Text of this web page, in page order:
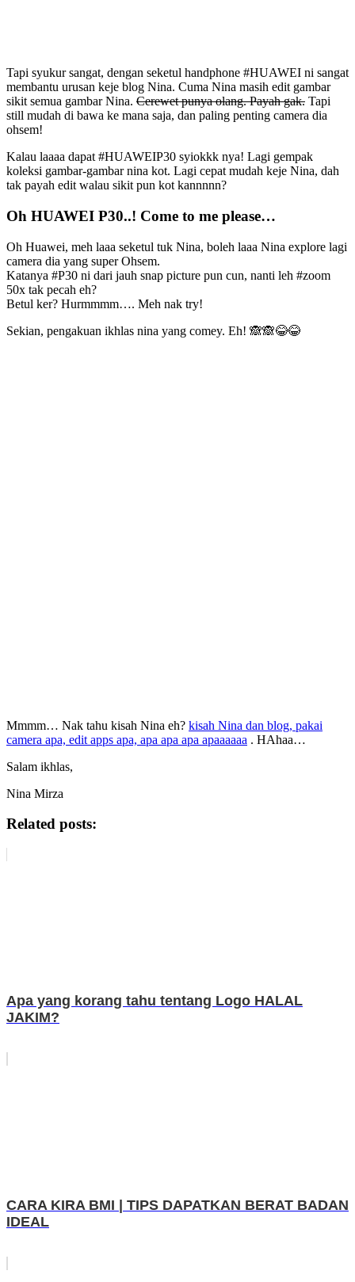
Tapi syukur sangat, dengan seketul handphone #HUAWEI ni sangat
membantu urusan keje blog Nina. Cuma Nina masih edit gambar
sikit semua gambar Nina. Cerewet punya olang. Payah gak. Tapi
still mudah di bawa ke mana saja, dan paling penting camera dia
ohsem!
Kalau laaaa dapat #HUAWEIP30 syiokkk nya! Lagi gempak
koleksi gambar-gambar nina kot. Lagi cepat mudah keje Nina, dah
tak payah edit walau sikit pun kot kannnnn?
Oh HUAWEI P30..! Come to me please…
Oh Huawei, meh laaa seketul tuk Nina, boleh laaa Nina explore lagi
camera dia yang super Ohsem.
Katanya #P30 ni dari jauh snap picture pun cun, nanti leh #zoom
50x tak pecah eh?
Betul ker? Hurmmmm…. Meh nak try!
Sekian, pengakuan ikhlas nina yang comey. Eh! 🙈🙈😂😂
Mmmm… Nak tahu kisah Nina eh? kisah Nina dan blog, pakai
camera apa, edit apps apa, apa apa apa apaaaaaa . HAhaa…
Salam ikhlas,
Nina Mirza
Related posts:
Apa yang korang tahu tentang Logo HALAL
JAKIM?
CARA KIRA BMI | TIPS DAPATKAN BERAT BADAN
IDEAL